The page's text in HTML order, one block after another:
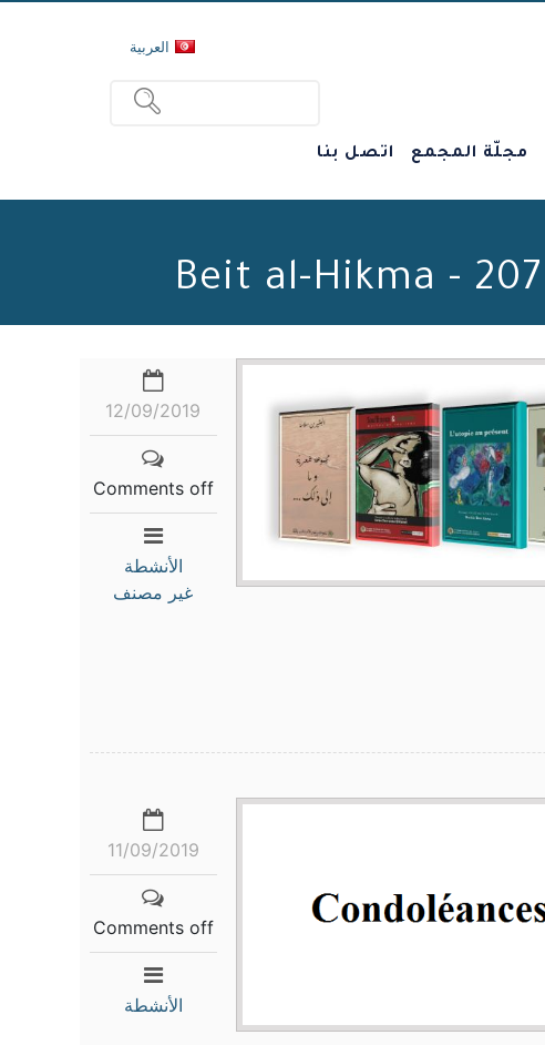
العربية
مجلّة المجمع اتصل بنا
12/09/2019
Comments off
الأنشطة
غير مصنف
11/09/2019
Comments off
الأنشطة